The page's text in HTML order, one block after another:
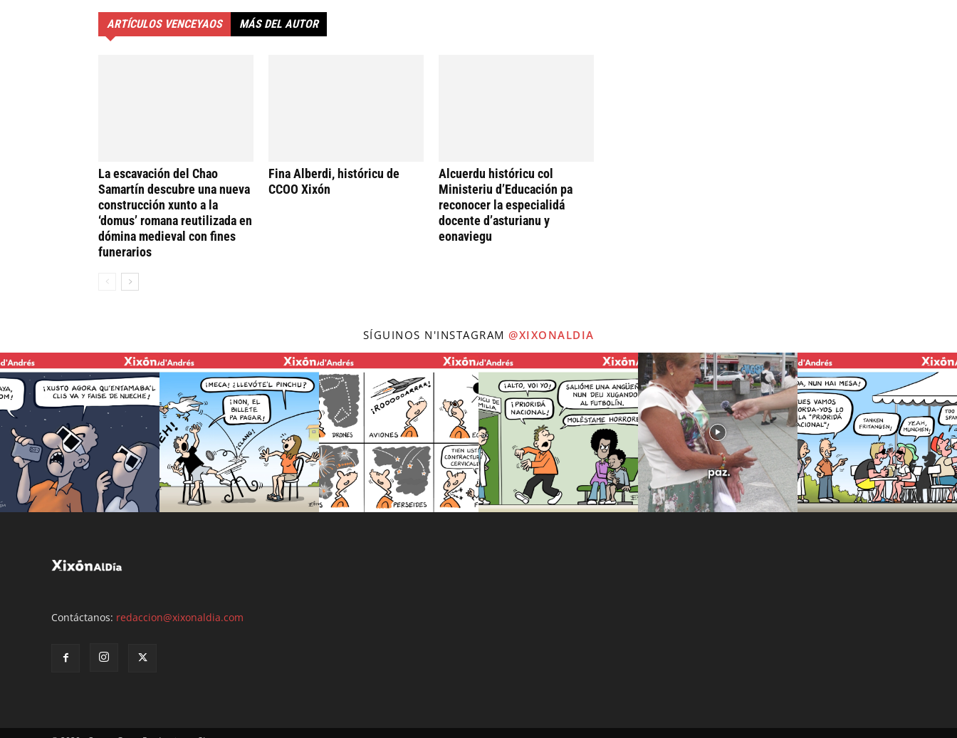
ARTÍCULOS VENCEYAOS MÁS DEL AUTOR
La escavación del Chao
Samartín descubre una nueva
construcción xunto a la
‘domus’ romana reutilizada en
dómina medieval con fines
funerarios
Fina Alberdi, históricu de
CCOO Xixón
Alcuerdu históricu col
Ministeriu d’Educación pa
reconocer la especialidá
docente d’asturianu y
eonaviegu
SÍGUINOS N'INSTAGRAM @XIXONALDIA
Contáctanos: redaccion@xixonaldia.com